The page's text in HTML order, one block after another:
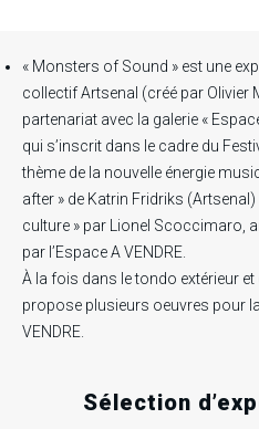
« Monsters of Sound » est une
collectif Artsenal (créé par Olivier
partenariat avec la galerie «
qui s’inscrit dans le cadre du
thème de la nouvelle énergie
after » de Katrin Fridriks (Artsenal)
culture » par Lionel Scoccimaro,
par l’Espace A VENDRE.
À la fois dans le tondo extérieur
propose plusieurs oeuvres pour
VENDRE.
Sélection